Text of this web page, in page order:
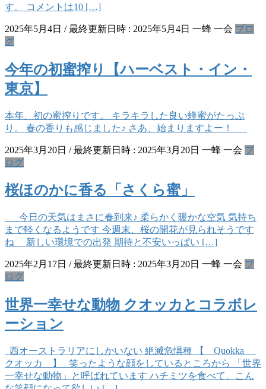
す。 コメントは10 […]
2025年5月4日 / 最終更新日時 : 2025年5月4日 一蜂 一会 ブロ
グ
今年の初蜜搾り【ハーベスト・イン・
東京】
本年、初の蜜搾りです。 キラキラした良い蜂蜜がたっぷ
り。 春の香りも感じました♪ さあ、始まりますよー！
2025年3月20日 / 最終更新日時 : 2025年3月20日 一蜂 一会 ブ
ログ
桜ほのかに香る「さくら蜜」
今日の天気はまさに春到来♪ 柔らかく暖かな空気 気持ち
まで軽くなるようです 今週末、桜の開花が見られそうです
ね 新しい環境での出発 期待と不安いっぱい […]
2025年2月17日 / 最終更新日時 : 2025年3月20日 一蜂 一会 ブ
ログ
世界一幸せな動物 クオッカとコラボレ
ーション
西オーストラリアにしかいない 絶滅危惧種 【 Quokka
クオッカ 】 笑ったような顔をしているところから 「世界
一幸せな動物」と呼ばれています ハチミツを食べて、こん